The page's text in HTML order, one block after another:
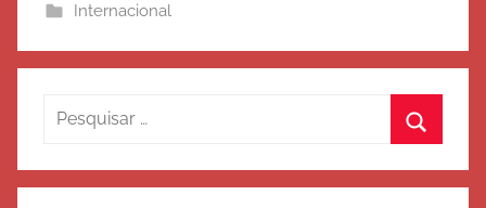
d
l
Internacional
Pesquisar